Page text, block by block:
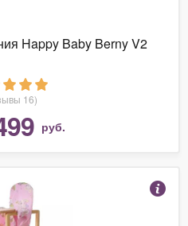
Happy Baby Berny V2
16)
руб.